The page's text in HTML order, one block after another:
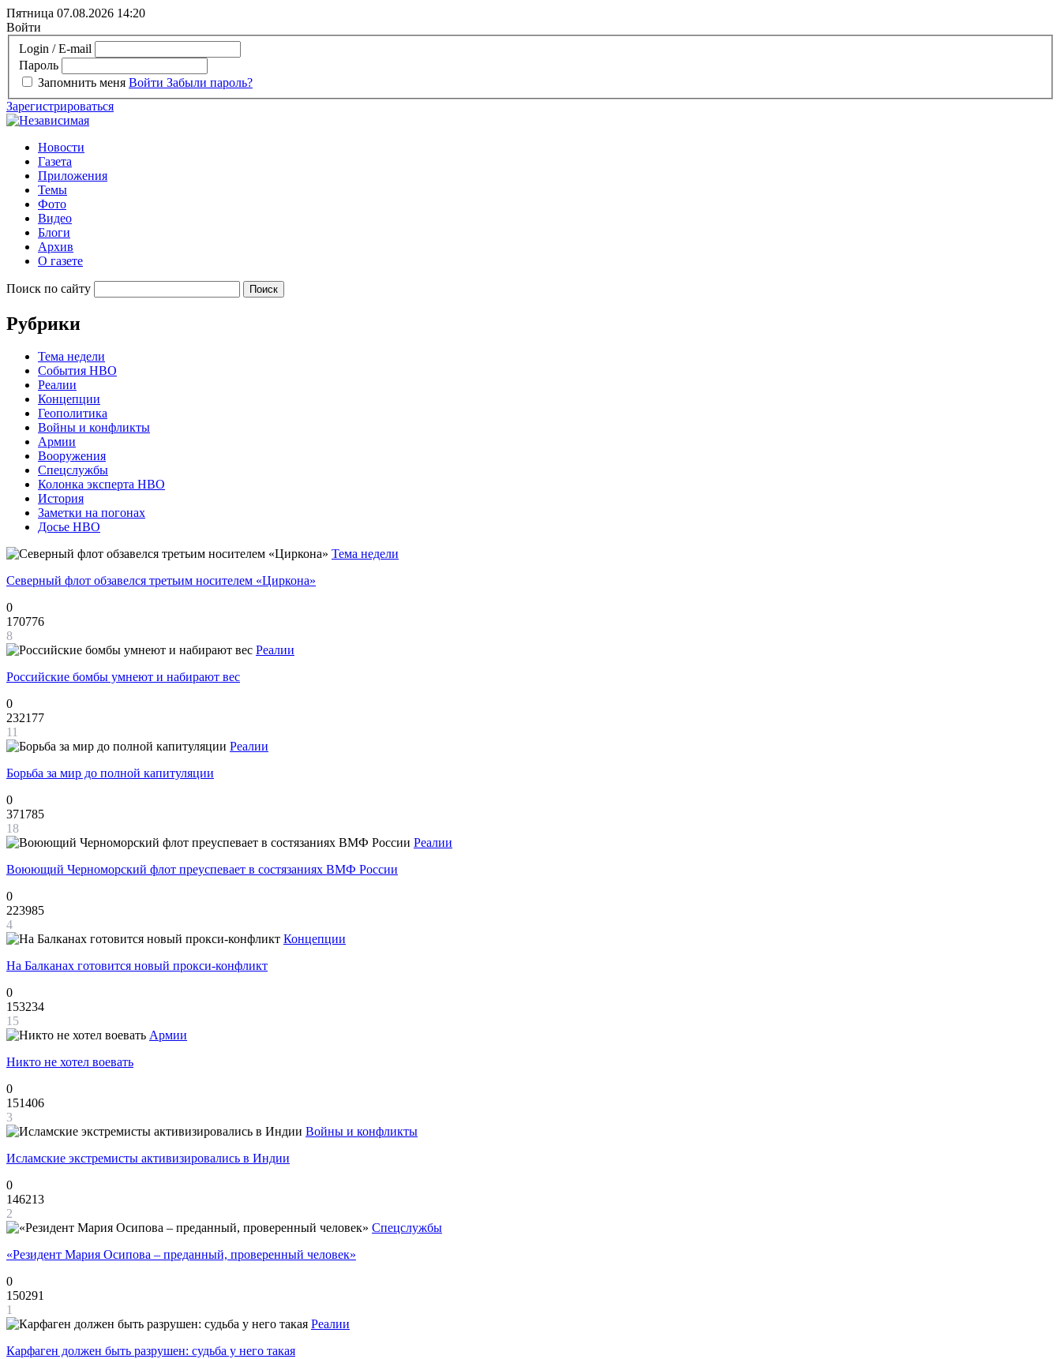
Пятница 07.08.2026 14:20
Войти
Login / E-mail
Пароль
Запомнить меня Войти Забыли пароль?
Зарегистрироваться
Новости
Газета
Приложения
Темы
Фото
Видео
Блоги
Архив
О газете
Поиск по сайту
Рубрики
Тема недели
События НВО
Реалии
Концепции
Геополитика
Войны и конфликты
Армии
Вооружения
Спецслужбы
Колонка эксперта НВО
История
Заметки на погонах
Досье НВО
Тема недели
Северный флот обзавелся третьим носителем «Циркона»
0
170776
8
Реалии
Российские бомбы умнеют и набирают вес
0
232177
11
Реалии
Борьба за мир до полной капитуляции
0
371785
18
Реалии
Воюющий Черноморский флот преуспевает в состязаниях ВМФ России
0
223985
4
Концепции
На Балканах готовится новый прокси-конфликт
0
153234
15
Армии
Никто не хотел воевать
0
151406
3
Войны и конфликты
Исламские экстремисты активизировались в Индии
0
146213
2
Спецслужбы
«Резидент Мария Осипова – преданный, проверенный человек»
0
150291
1
Реалии
Карфаген должен быть разрушен: судьба у него такая